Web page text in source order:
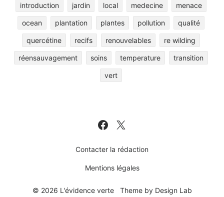
introduction jardin local medecine menace
ocean plantation plantes pollution qualité
quercétine recifs renouvelables re wilding
réensauvagement soins temperature transition
vert
Contacter la rédaction
Mentions légales
© 2026 L'évidence verte Theme by Design Lab